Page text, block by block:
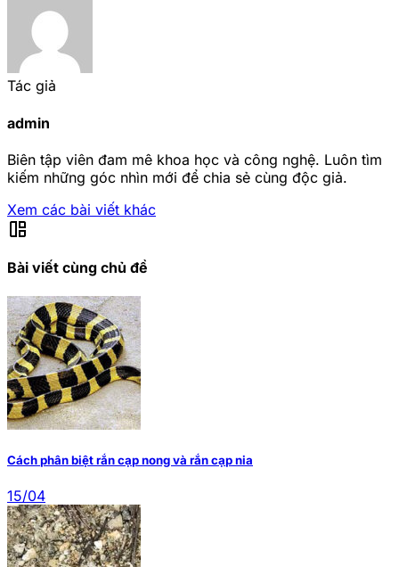
Tác giả
admin
Biên tập viên đam mê khoa học và công nghệ. Luôn tìm
kiếm những góc nhìn mới để chia sẻ cùng độc giả.
Xem các bài viết khác
auto_awesome_mosaic
Bài viết cùng chủ đề
Cách phân biệt rắn cạp nong và rắn cạp nia
15/04